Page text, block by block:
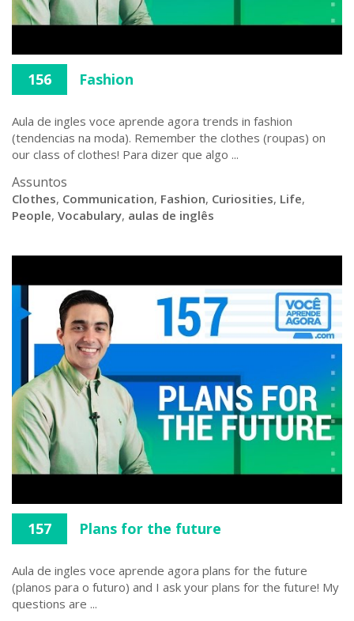
156 Fashion
Aula de ingles voce aprende agora trends in fashion
(tendencias na moda). Remember the clothes (roupas) on
our class of clothes! Para dizer que algo ...
Assuntos
Clothes, Communication, Fashion, Curiosities, Life,
People, Vocabulary, aulas de inglês
157 Plans for the future
Aula de ingles voce aprende agora plans for the future
(planos para o futuro) and I ask your plans for the future! My
questions are ...